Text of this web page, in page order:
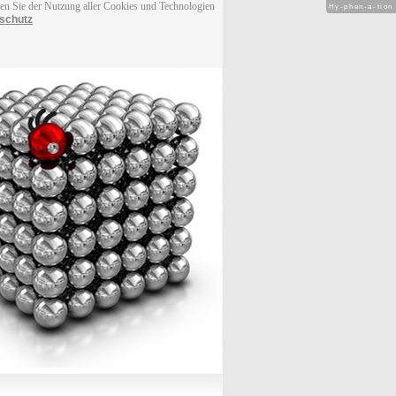
Sie der Nutzung aller Cookies und Technologien
Hy-phen-a-tion